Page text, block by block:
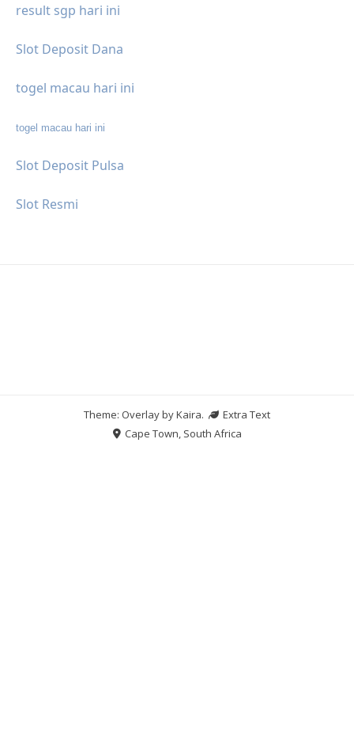
result sgp hari ini
Slot Deposit Dana
togel macau hari ini
togel macau hari ini
Slot Deposit Pulsa
Slot Resmi
Theme: Overlay byKaira.
Extra Text
Cape Town, South Africa